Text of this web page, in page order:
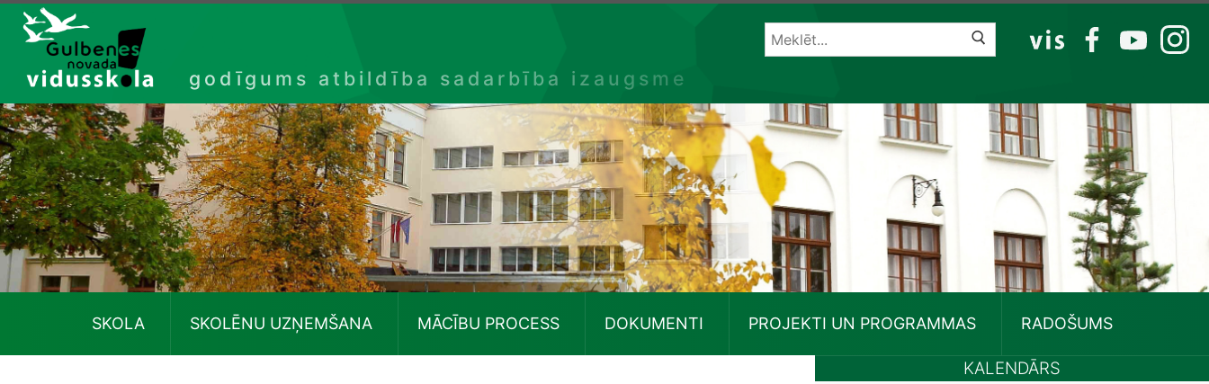
Izlaist
godīgums atbildība sadarbība izaugsme
VIS FB YT IG
SKOLA SKOLĒNU UZŅEMŠANA MĀCĪBU PROCESS DOKUMENTI PROJEKTI UN PROGRAMMAS RADOŠUMS
KALENDĀRS